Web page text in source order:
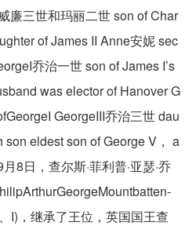
廉三世和玛丽二世 son of Char
of James II Anne安妮 sec
乔治一世 son of James I’s
was elector of Hanover G
GeorgeIII乔治三世 dau
son eldest son of George V， a
8日，查尔斯·菲利普·亚瑟·乔
I)，继承了王位，英国国王查